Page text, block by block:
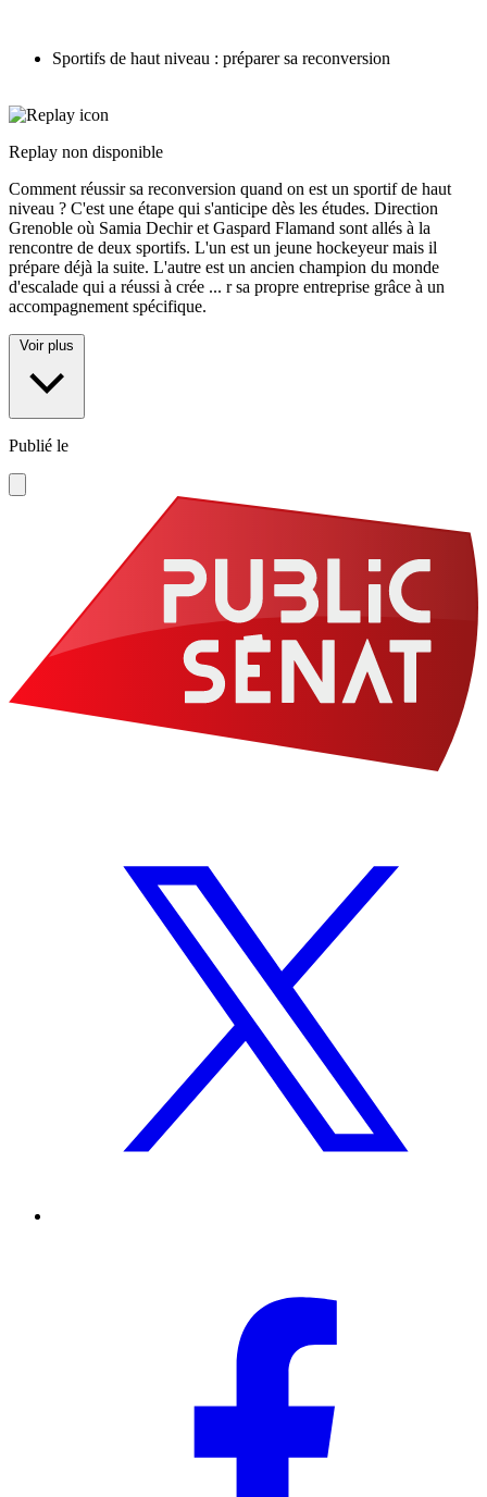
Sportifs de haut niveau : préparer sa reconversion
Replay non disponible
Comment réussir sa reconversion quand on est un sportif de haut
niveau ? C'est une étape qui s'anticipe dès les études. Direction
Grenoble où Samia Dechir et Gaspard Flamand sont allés à la
rencontre de deux sportifs. L'un est un jeune hockeyeur mais il
prépare déjà la suite. L'autre est un ancien champion du monde
d'escalade qui a réussi à crée ... r sa propre entreprise grâce à un
accompagnement spécifique.
Voir plus
Publié le